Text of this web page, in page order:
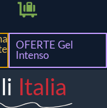
OFERTE Gel
Intenso
Italia